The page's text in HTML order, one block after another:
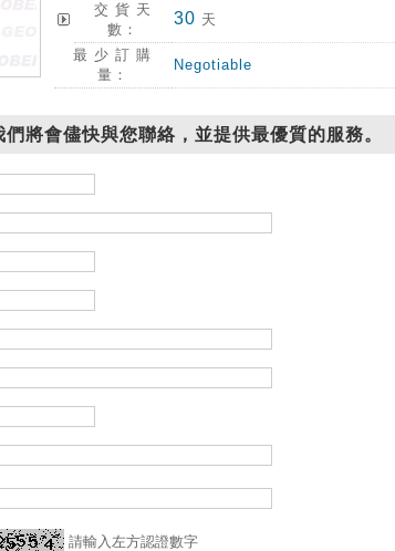
交 貨 天
數：
30 天
最 少 訂 購
量：
Negotiable
將會儘快與您聯絡，並提供最優質的服務。
請輸入左方認證數字